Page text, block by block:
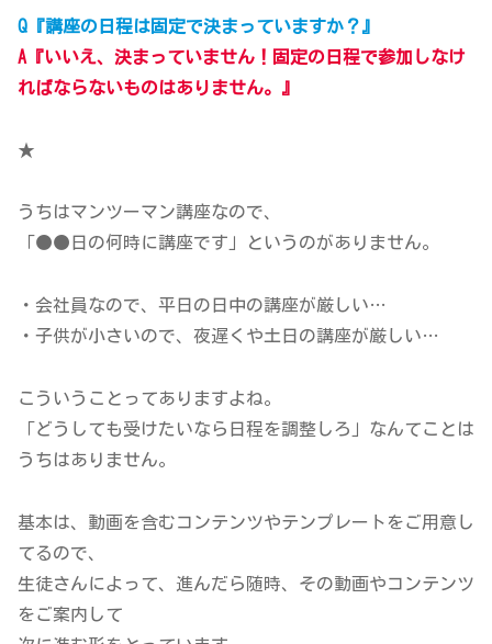
Q『講座の日程は固定で決まっていますか？』
A『いいえ、決まっていません！固定の日程で参加しなけ
ればならないものはありません。』
★
うちはマンツーマン講座なので、
「●●日の何時に講座です」というのがありません。
・会社員なので、平日の日中の講座が厳しい…
・子供が小さいので、夜遅くや土日の講座が厳しい…
こういうことってありますよね。
「どうしても受けたいなら日程を調整しろ」なんてことは
うちはありません。
基本は、動画を含むコンテンツやテンプレートをご用意し
てるので、
生徒さんによって、進んだら随時、その動画やコンテンツ
をご案内して